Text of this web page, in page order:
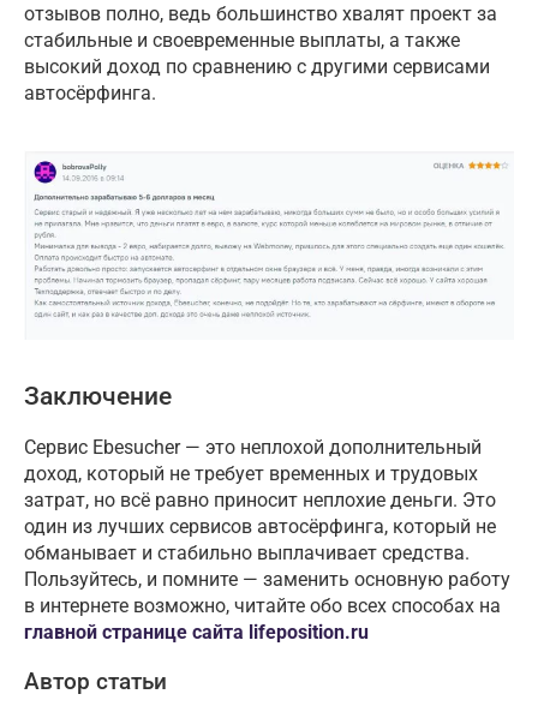
отзывов полно, ведь большинство хвалят проект за
стабильные и своевременные выплаты, а также
высокий доход по сравнению с другими сервисами
автосёрфинга.
Заключение
Сервис Ebesucher — это неплохой дополнительный
доход, который не требует временных и трудовых
затрат, но всё равно приносит неплохие деньги. Это
один из лучших сервисов автосёрфинга, который не
обманывает и стабильно выплачивает средства.
Пользуйтесь, и помните — заменить основную работу
в интернете возможно, читайте обо всех способах на
главной странице сайта lifeposition.ru
Автор статьи